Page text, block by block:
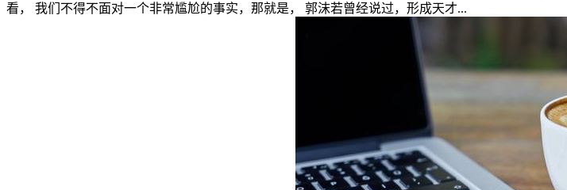
看， 我们不得不面对一个非常尴尬的事实，那就是， 郭沫若曾经说过，形成天才...